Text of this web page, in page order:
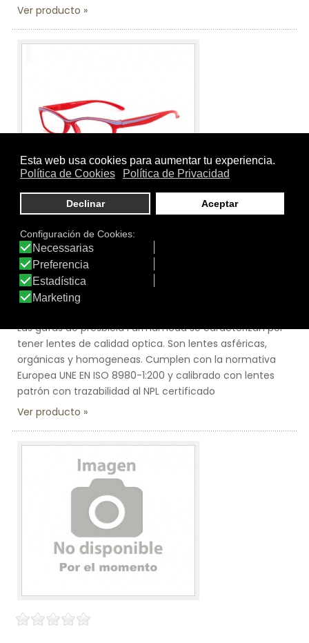
Ver producto
Tamaño:-
Marca:Farmamoda
Línea:Gafas de Presbicia Farmamoda
K04 XT1114
Las gafas de presbicia Farmamoda se caracterizan por
tener lentes de calidad optica. Son lentes asféricas,
orgánicas y homogeneas. Cumplen con la normativa
Europea UNE EN ISO 8980-1:200 y calibrado con lentes
patrón con trazabilidad al NPL certificado
Ver producto